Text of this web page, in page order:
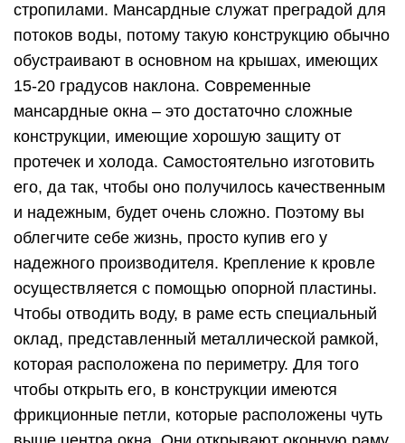
стропилами. Мансардные служат преградой для
потоков воды, потому такую конструкцию обычно
обустраивают в основном на крышах, имеющих
15-20 градусов наклона. Современные
мансардные окна – это достаточно сложные
конструкции, имеющие хорошую защиту от
протечек и холода. Самостоятельно изготовить
его, да так, чтобы оно получилось качественным
и надежным, будет очень сложно. Поэтому вы
облегчите себе жизнь, просто купив его у
надежного производителя. Крепление к кровле
осуществляется с помощью опорной пластины.
Чтобы отводить воду, в раме есть специальный
оклад, представленный металлической рамкой,
которая расположена по периметру. Для того
чтобы открыть его, в конструкции имеются
фрикционные петли, которые расположены чуть